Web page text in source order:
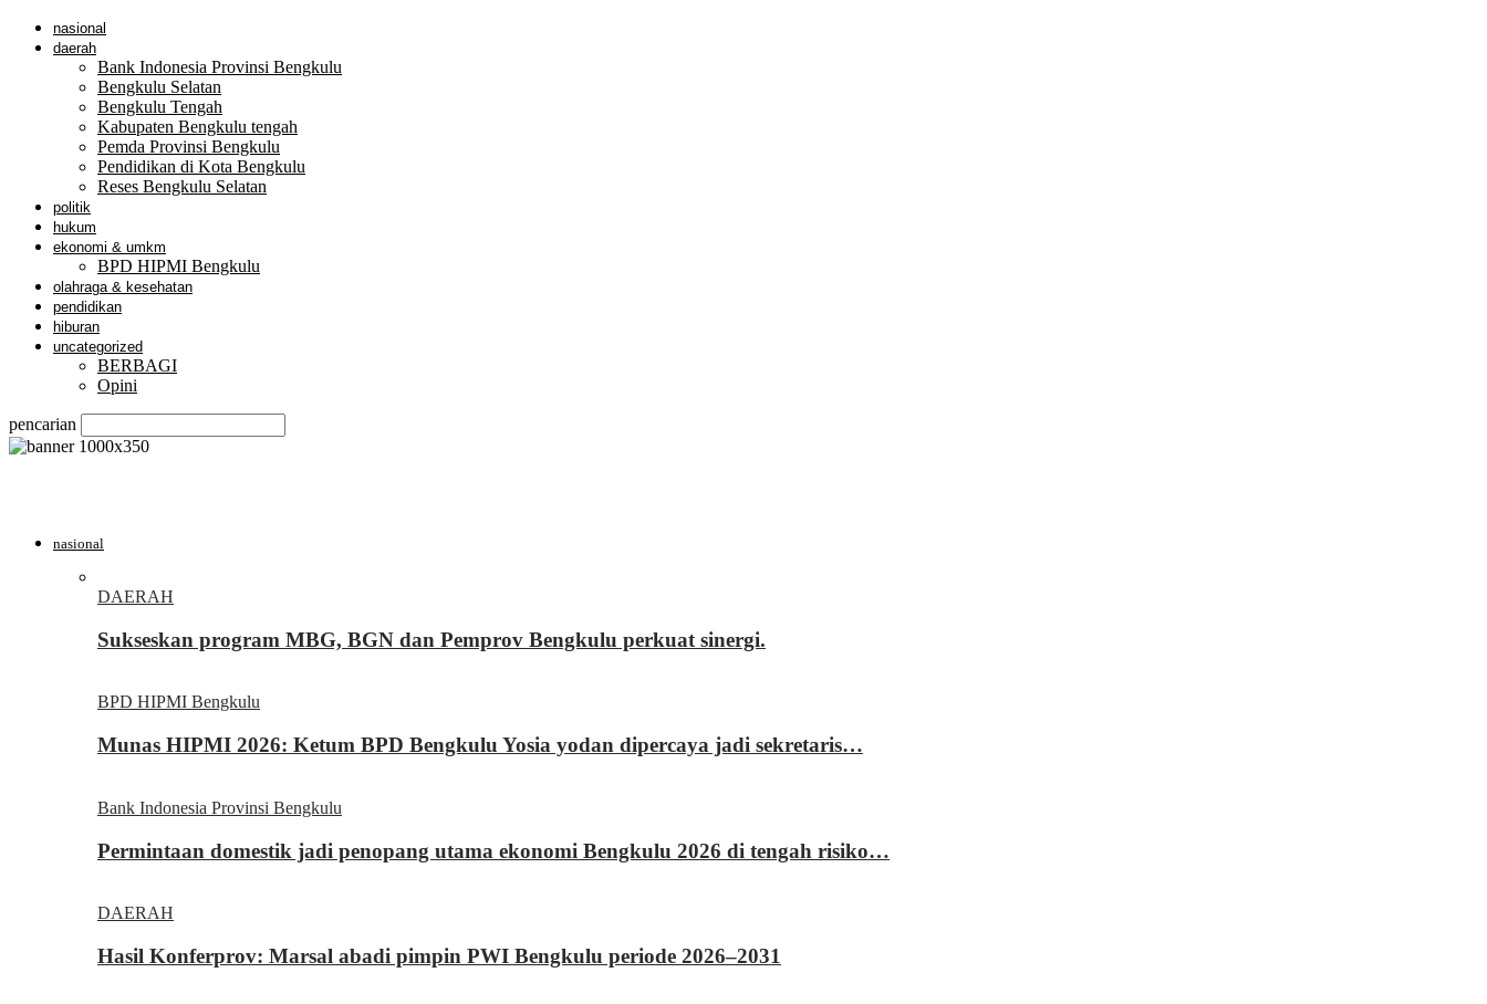
nasional
daerah
Bank Indonesia Provinsi Bengkulu
Bengkulu Selatan
Bengkulu Tengah
Kabupaten Bengkulu tengah
Pemda Provinsi Bengkulu
Pendidikan di Kota Bengkulu
Reses Bengkulu Selatan
politik
hukum
ekonomi & umkm
BPD HIPMI Bengkulu
olahraga & kesehatan
pendidikan
hiburan
uncategorized
BERBAGI
Opini
pencarian
nasional
DAERAH
Sukseskan program MBG, BGN dan Pemprov Bengkulu perkuat sinergi.
BPD HIPMI Bengkulu
Munas HIPMI 2026: Ketum BPD Bengkulu Yosia yodan dipercaya jadi sekretaris…
Bank Indonesia Provinsi Bengkulu
Permintaan domestik jadi penopang utama ekonomi Bengkulu 2026 di tengah risiko…
DAERAH
Hasil Konferprov: Marsal abadi pimpin PWI Bengkulu periode 2026–2031